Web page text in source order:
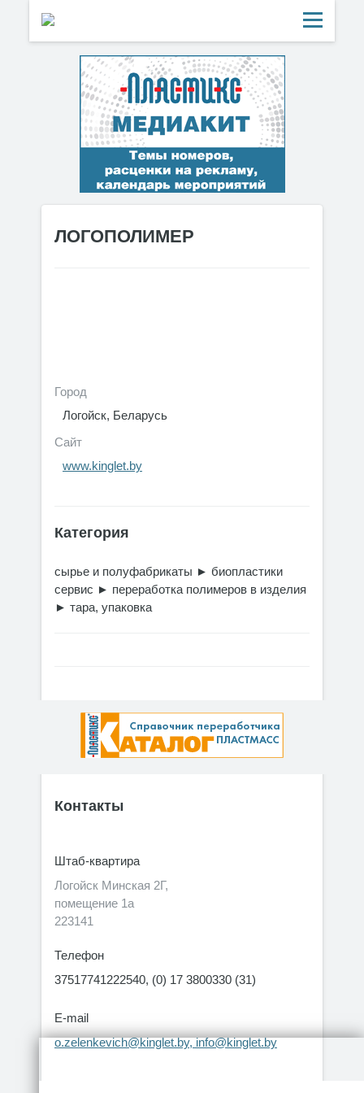
ЛОГОПОЛИМЕР
Город
Логойск, Беларусь
Сайт
www.kinglet.by
Категория
сырье и полуфабрикаты ► биопластики
сервис ► переработка полимеров в изделия
► тара, упаковка
Контакты
Штаб-квартира
Логойск Минская 2Г,
помещение 1а
223141
Телефон
37517741222540, (0) 17 3800330 (31)
E-mail
o.zelenkevich@kinglet.by, info@kinglet.by